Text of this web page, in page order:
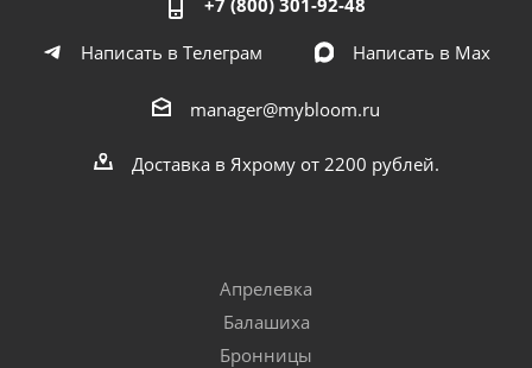
Написать в Телеграм
Написать в Мах
manager@mybloom.ru
Доставка в Яхрому от 2200 рублей.
Апрелевка
Балашиха
Бронницы